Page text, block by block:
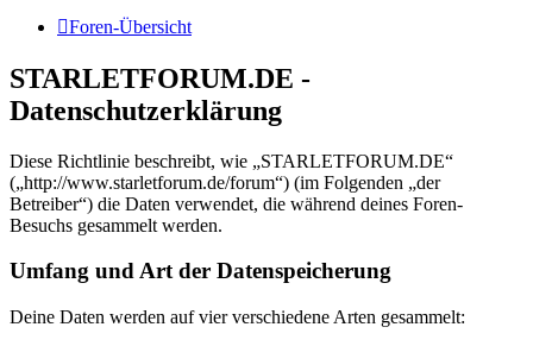
Foren-Übersicht
STARLETFORUM.DE -
Datenschutzerklärung
Diese Richtlinie beschreibt, wie „STARLETFORUM.DE“
(„http://www.starletforum.de/forum“) (im Folgenden „der
Betreiber“) die Daten verwendet, die während deines Foren-
Besuchs gesammelt werden.
Umfang und Art der Datenspeicherung
Deine Daten werden auf vier verschiedene Arten gesammelt: